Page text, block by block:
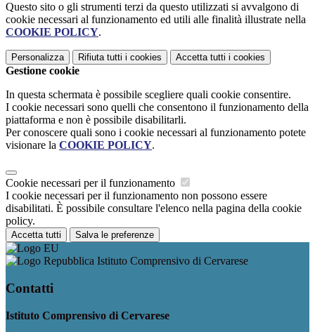
Questo sito o gli strumenti terzi da questo utilizzati si avvalgono di
cookie necessari al funzionamento ed utili alle finalità illustrate nella
COOKIE POLICY.
Personalizza Rifiuta tutti i cookies Accetta tutti i cookies
Gestione cookie
In questa schermata è possibile scegliere quali cookie consentire.
I cookie necessari sono quelli che consentono il funzionamento della
piattaforma e non è possibile disabilitarli.
Per conoscere quali sono i cookie necessari al funzionamento potete
visionare la COOKIE POLICY.
Cookie necessari per il funzionamento
I cookie necessari per il funzionamento non possono essere
disabilitati. È possibile consultare l'elenco nella pagina della cookie
policy.
Accetta tutti Salva le preferenze
Istituto Comprensivo di Cervarese
Contatti
Istituto Comprensivo di Cervarese